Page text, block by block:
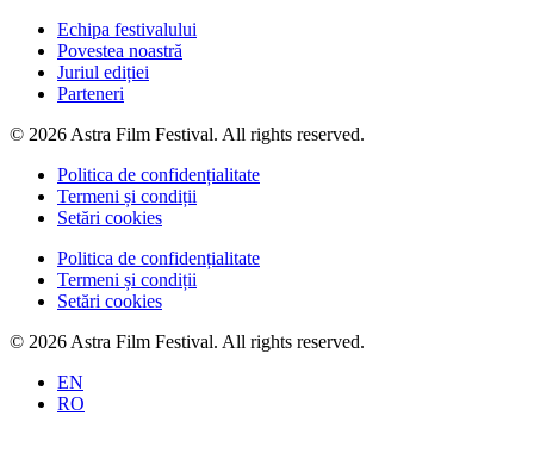
Echipa festivalului
Povestea noastră
Juriul ediției
Parteneri
© 2026 Astra Film Festival. All rights reserved.
Politica de confidențialitate
Termeni și condiții
Setări cookies
Politica de confidențialitate
Termeni și condiții
Setări cookies
© 2026 Astra Film Festival. All rights reserved.
EN
RO